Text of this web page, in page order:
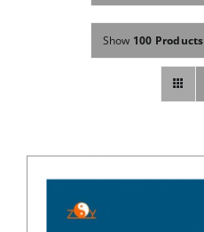
Fachbücher
Poster, Karten, Medien
Abo
Show 100 Products